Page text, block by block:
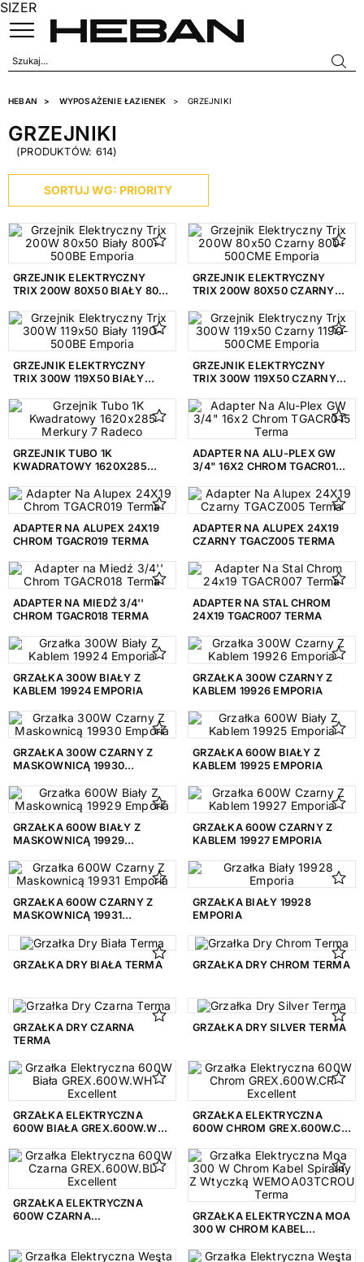
HEBAN WYPOSAŻENIE ŁAZIENEK GRZEJNIKI
AKCESORIA DO GRZEJNIKÓW
GŁOWICE TERMOSTATYCZNE 17
GRZAŁKI GRZEJNIKOWE
GRZEJNIKI ŁAZIENKOWE 383
ZAWORY GRZEJNIKOWE 83
RODZAJ
Adapter 4
Głowica termostatyczna 17
Grzałka 108
Grzejnik 375
Grzejnik elektryczny
Poręcz 2
Zawór 35
Zestaw regulacyjny
WYKOŃCZENIE
Mat 155
Połysk 391
GRUPA KOLORYSTYCZNA
Brąz 1
Chrom 136
Czerwony 12
Niebieski 16
Złoty 4
Żółty 26
WYSOKOŚĆ
GRZEJNIKI
(PRODUKTÓW: 614)
SORTUJ WG: PRIORITY
GRZEJNIK ELEKTRYCZNY
TRIX 200W 80X50 BIAŁY 800-
GRZEJNIK ELEKTRYCZNY
TRIX 200W 80X50 CZARNY
GRZEJNIK ELEKTRYCZNY
TRIX 300W 119X50 BIAŁY
GRZEJNIK ELEKTRYCZNY
TRIX 300W 119X50 CZARNY
GRZEJNIK TUBO 1K
KWADRATOWY 1620X285
ADAPTER NA ALU-PLEX GW
3/4" 16X2 CHROM TGACR015
ADAPTER NA ALUPEX 24X19
CHROM TGACR019 TERMA
ADAPTER NA ALUPEX 24X19
CZARNY TGACZ005 TERMA
ADAPTER NA MIEDŹ 3/4''
CHROM TGACR018 TERMA
ADAPTER NA STAL CHROM
24X19 TGACR007 TERMA
GRZAŁKA 300W BIAŁY Z
KABLEM 19924 EMPORIA
GRZAŁKA 300W CZARNY Z
KABLEM 19926 EMPORIA
GRZAŁKA 300W CZARNY Z
MASKOWNICĄ 19930
GRZAŁKA 600W BIAŁY Z
KABLEM 19925 EMPORIA
GRZAŁKA 600W BIAŁY Z
MASKOWNICĄ 19929
GRZAŁKA 600W CZARNY Z
KABLEM 19927 EMPORIA
GRZAŁKA 600W CZARNY Z
MASKOWNICĄ 19931
GRZAŁKA BIAŁY 19928
EMPORIA
GRZAŁKA DRY BIAŁA TERMA GRZAŁKA DRY CHROM TERMA
GRZAŁKA DRY CZARNA
TERMA
GRZAŁKA DRY SILVER TERMA
GRZAŁKA ELEKTRYCZNA
600W BIAŁA GREX.600W.WH
GRZAŁKA ELEKTRYCZNA
600W CHROM GREX.600W.CR
GRZAŁKA ELEKTRYCZNA
600W CZARNA
GRZAŁKA ELEKTRYCZNA MOA
300 W CHROM KABEL
WEMOA03TCROU TERMA
SIZER